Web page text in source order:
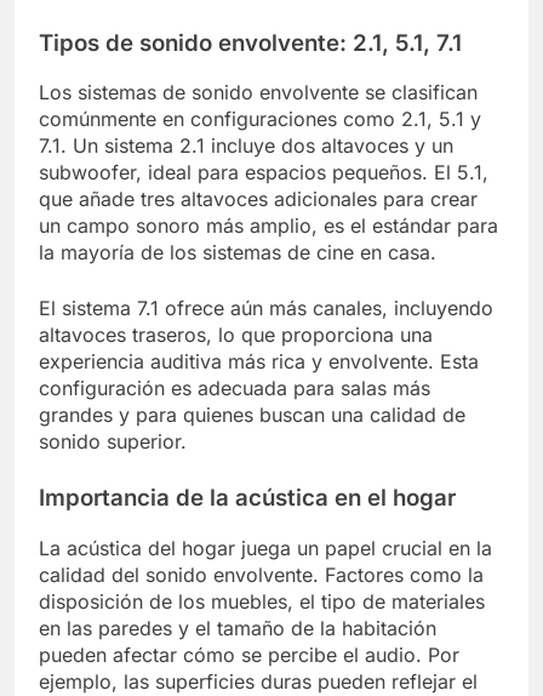
Tipos de sonido envolvente: 2.1, 5.1, 7.1
Los sistemas de sonido envolvente se clasifican
comúnmente en configuraciones como 2.1, 5.1 y
7.1. Un sistema 2.1 incluye dos altavoces y un
subwoofer, ideal para espacios pequeños. El 5.1,
que añade tres altavoces adicionales para crear
un campo sonoro más amplio, es el estándar para
la mayoría de los sistemas de cine en casa.
El sistema 7.1 ofrece aún más canales, incluyendo
altavoces traseros, lo que proporciona una
experiencia auditiva más rica y envolvente. Esta
configuración es adecuada para salas más
grandes y para quienes buscan una calidad de
sonido superior.
Importancia de la acústica en el hogar
La acústica del hogar juega un papel crucial en la
calidad del sonido envolvente. Factores como la
disposición de los muebles, el tipo de materiales
en las paredes y el tamaño de la habitación
pueden afectar cómo se percibe el audio. Por
ejemplo, las superficies duras pueden reflejar el